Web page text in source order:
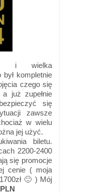
i wielka
kompletnie
czego się
już zupełnie
się
zawsze
w wielu
jej użyć.
biletu.
2200-2400
się promocje
cenie ( moja
🙂 ) Mój